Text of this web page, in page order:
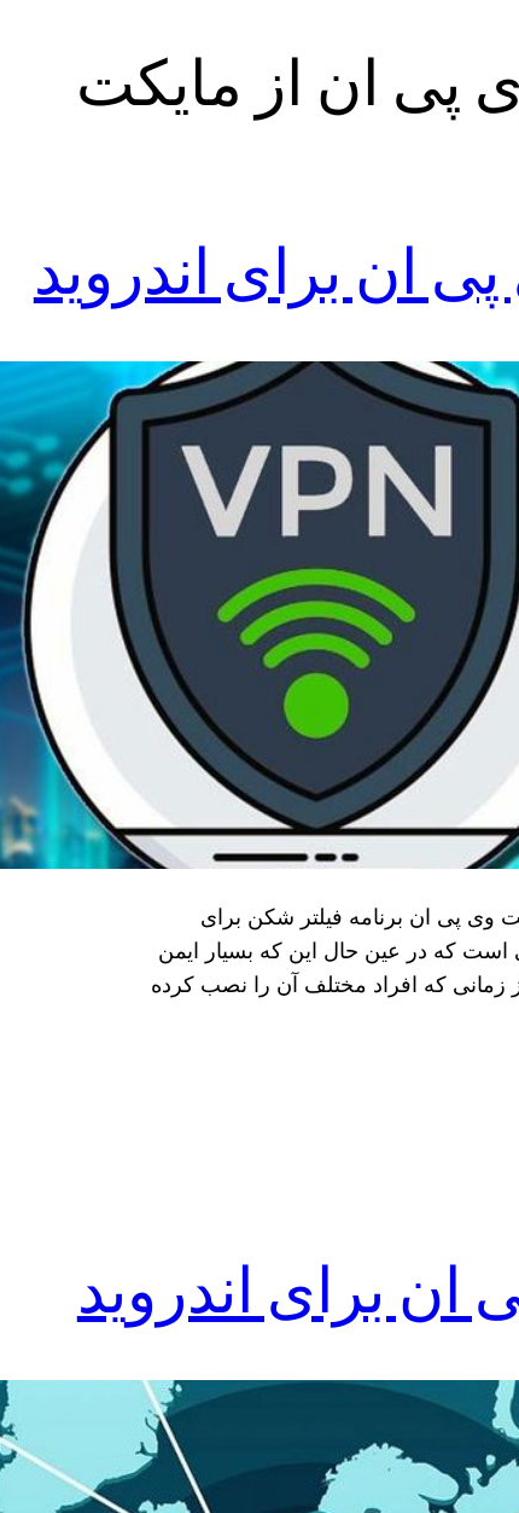
پی ان از مایکت
ان برای اندروید
وی پی ان برنامه فیلتر شکن برای
است که در عین حال این که بسیار ایمن
که افراد مختلف آن را نصب کرده
ان برای اندروید